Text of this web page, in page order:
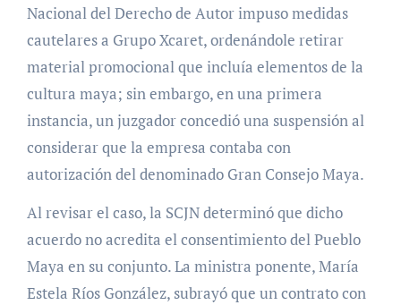
Nacional del Derecho de Autor impuso medidas
cautelares a Grupo Xcaret, ordenándole retirar
material promocional que incluía elementos de la
cultura maya; sin embargo, en una primera
instancia, un juzgador concedió una suspensión al
considerar que la empresa contaba con
autorización del denominado Gran Consejo Maya.
Al revisar el caso, la SCJN determinó que dicho
acuerdo no acredita el consentimiento del Pueblo
Maya en su conjunto. La ministra ponente, María
Estela Ríos González, subrayó que un contrato con